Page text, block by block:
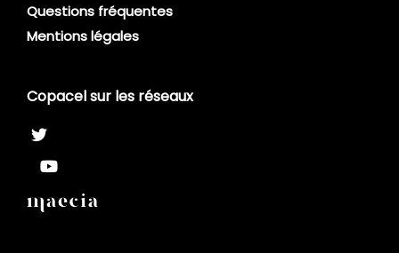
Questions fréquentes
Mentions légales
Copacel sur les réseaux